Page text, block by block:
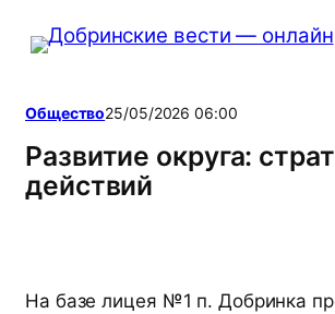
Перейти
Общество25/05/2026 06:00
Развитие округа:
действий
На базе лицея №1 п. Добринка